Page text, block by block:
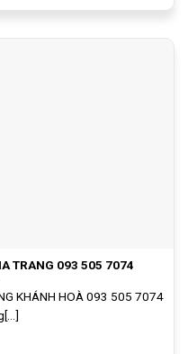
TRANG 093 505 7074
KHÁNH HOÀ 093 505 7074